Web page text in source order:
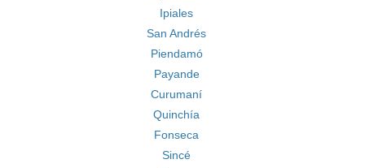
Ipiales
San Andrés
Piendamó
Payande
Curumaní
Quinchía
Fonseca
Sincé